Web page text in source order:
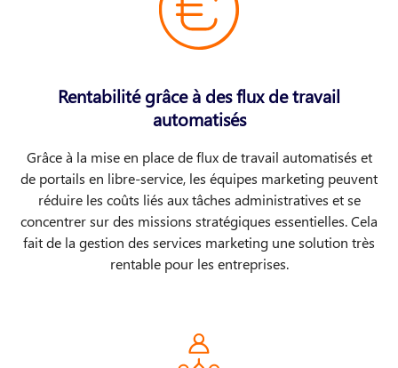
Rentabilité grâce à des flux de travail
automatisés
Grâce à la mise en place de flux de travail automatisés et
de portails en libre-service, les équipes marketing peuvent
réduire les coûts liés aux tâches administratives et se
concentrer sur des missions stratégiques essentielles. Cela
fait de la gestion des services marketing une solution très
rentable pour les entreprises.